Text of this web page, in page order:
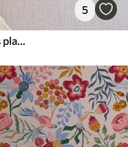
5
Flamants roses et léopards parmi les plantes tropicales